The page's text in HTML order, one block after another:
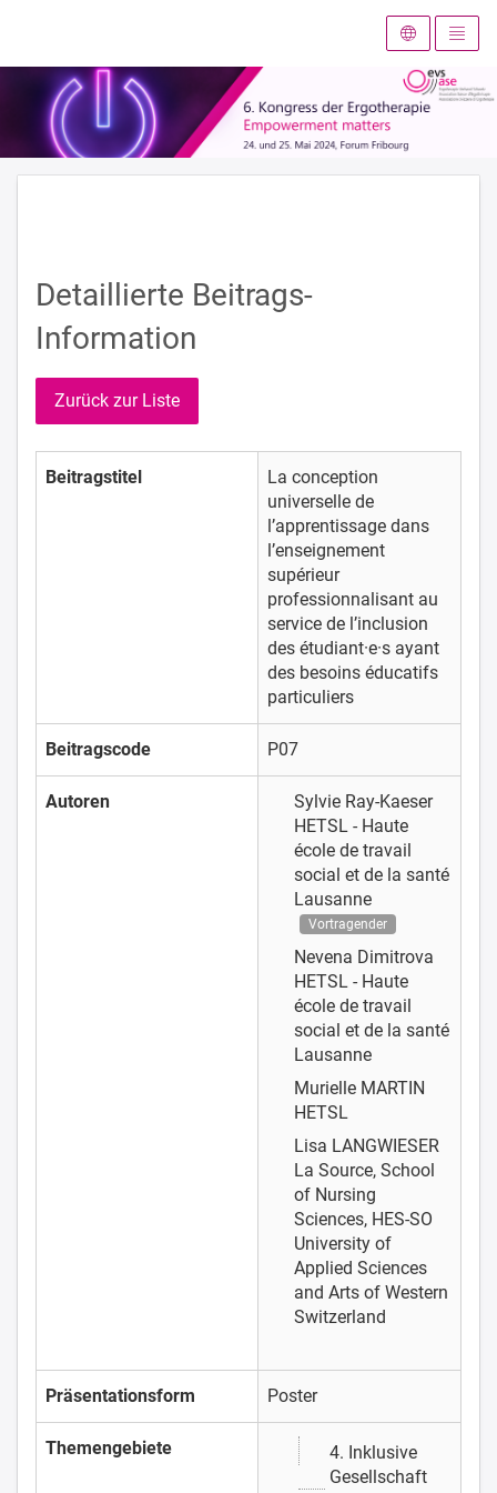
Detaillierte Beitrags-
Information
Zurück zur Liste
Beitragstitel
La conception
universelle de
l’apprentissage dans
l’enseignement
supérieur
professionnalisant au
service de l’inclusion
des étudiant·e·s ayant
des besoins éducatifs
particuliers
Beitragscode P07
Autoren
Sylvie Ray-Kaeser
HETSL - Haute
école de travail
social et de la santé
Lausanne
Vortragender
Nevena Dimitrova
HETSL - Haute
école de travail
social et de la santé
Lausanne
Murielle MARTIN
HETSL
Lisa LANGWIESER
La Source, School
of Nursing
Sciences, HES-SO
University of
Applied Sciences
and Arts of Western
Switzerland
Präsentationsform Poster
Themengebiete
4. Inklusive
Gesellschaft